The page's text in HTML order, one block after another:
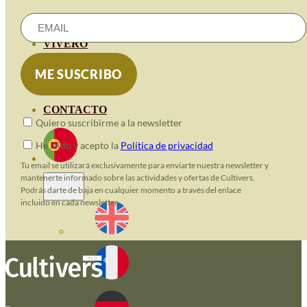
VIVERO
CONTACTO
Quiero suscribirme a la newsletter
He leido y acepto la Política de privacidad
Tu email se utilizará exclusivamente para enviarte nuestra newsletter y
mantenerte informado sobre las actividades y ofertas de Cultivers.
Podrás darte de baja en cualquier momento a través del enlace
incluido en cada newsletter.